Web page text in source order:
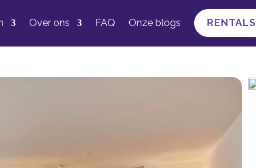
Over ons FAQ Onze blogs RENTALS